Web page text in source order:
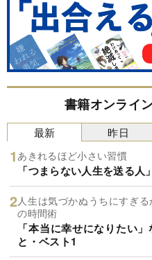
書籍オンライ
最新
あきれるほど小さい習慣
「つまらない人生を送る
人生は気づかぬうちにすぎ
の時間術
「本当に幸せになりたい
と・ベスト1
昨日